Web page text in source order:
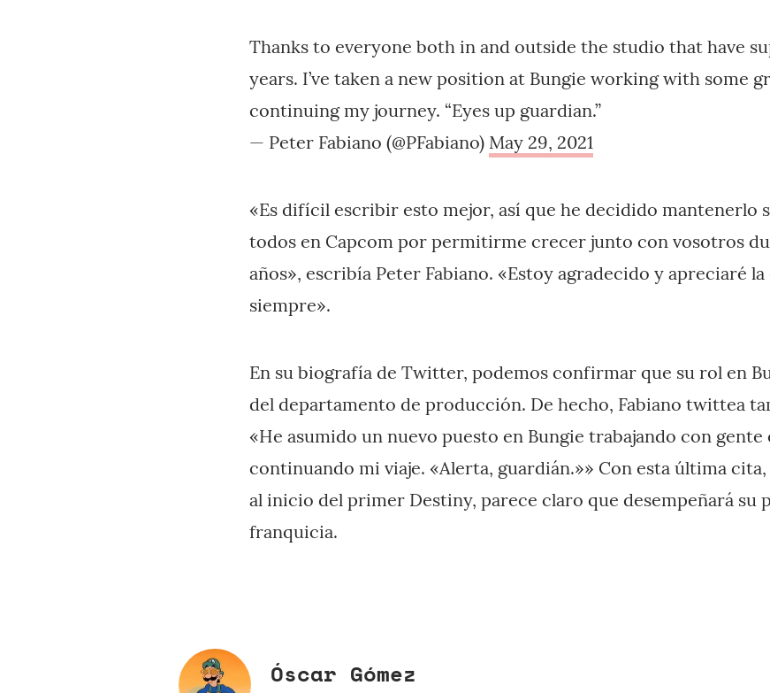
Thanks to everyone both in and outside the studio that have
years. I’ve taken a new position at Bungie working with some
continuing my journey. “Eyes up guardian.”
— Peter Fabiano (@PFabiano) May 29, 2021
«Es difícil escribir esto mejor, así que he decidido mantenerlo
todos en Capcom por permitirme crecer junto con vosotros
años», escribía Peter Fabiano. «Estoy agradecido y apreciaré
siempre».
En su biografía de Twitter, podemos confirmar que su rol en
del departamento de producción. De hecho, Fabiano twittea
«He asumido un nuevo puesto en Bungie trabajando con gente
continuando mi viaje. «Alerta, guardián.»» Con esta última
al inicio del primer Destiny, parece claro que desempeñará su
franquicia.
Óscar Gómez